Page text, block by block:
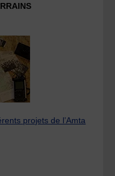
projets de l’Amta